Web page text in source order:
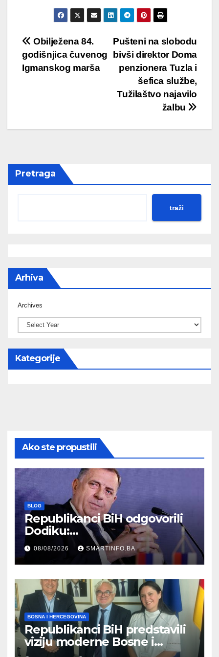
Post
navigation
Pušteni na slobodu
bivši direktor Doma
penzionera Tuzla i
šefica službe,
Tužilaštvo najavilo
žalbu
Obilježena 84.
godišnjica čuvenog
Igmanskog marša
Pretraga
traži
Arhiva
Archives
Kategorije
Ako ste propustili
BLOG
Republikanci BiH odgovorili
Dodiku:
Bosanskohercegovačka
kultura postoji i pripada svim
građanima
08/08/2026 SMARTINFO.BA
BOSNA I HERCEGOVINA
Republikanci BiH predstavili
viziju moderne Bosne i
Hercegovine ambasadoru